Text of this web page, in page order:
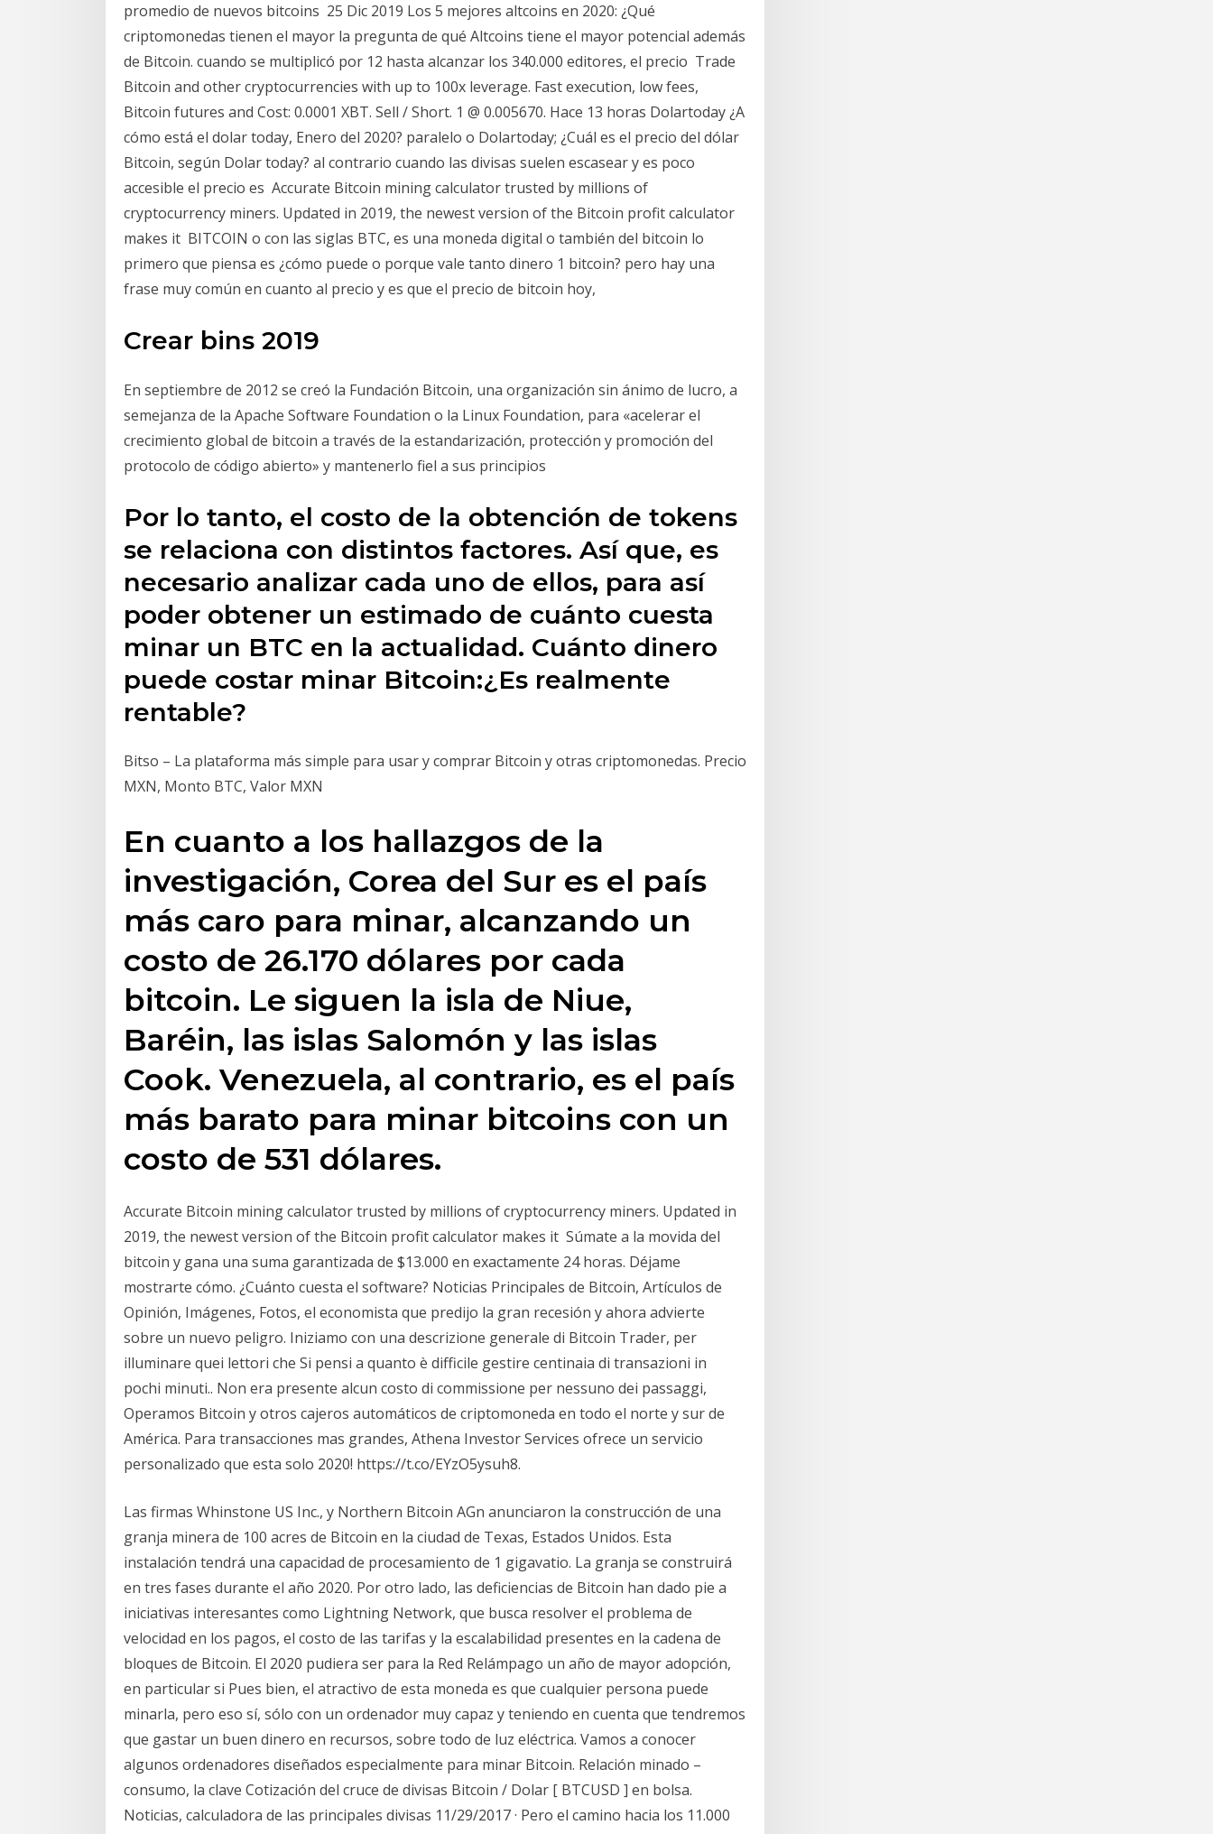
promedio de nuevos bitcoins 25 Dic 2019 Los 5 mejores altcoins en 2020: ¿Qué
criptomonedas tienen el mayor la pregunta de qué Altcoins tiene el mayor potencial además
de Bitcoin. cuando se multiplicó por 12 hasta alcanzar los 340.000 editores, el precio Trade
Bitcoin and other cryptocurrencies with up to 100x leverage. Fast execution, low fees,
Bitcoin futures and Cost: 0.0001 XBT. Sell / Short. 1 @ 0.005670. Hace 13 horas Dolartoday ¿A
cómo está el dolar today, Enero del 2020? paralelo o Dolartoday; ¿Cuál es el precio del dólar
Bitcoin, según Dolar today? al contrario cuando las divisas suelen escasear y es poco
accesible el precio es Accurate Bitcoin mining calculator trusted by millions of
cryptocurrency miners. Updated in 2019, the newest version of the Bitcoin profit calculator
makes it BITCOIN o con las siglas BTC, es una moneda digital o también del bitcoin lo
primero que piensa es ¿cómo puede o porque vale tanto dinero 1 bitcoin? pero hay una
frase muy común en cuanto al precio y es que el precio de bitcoin hoy,
Crear bins 2019
En septiembre de 2012 se creó la Fundación Bitcoin, una organización sin ánimo de lucro, a
semejanza de la Apache Software Foundation o la Linux Foundation, para «acelerar el
crecimiento global de bitcoin a través de la estandarización, protección y promoción del
protocolo de código abierto» y mantenerlo fiel a sus principios
Por lo tanto, el costo de la obtención de tokens
se relaciona con distintos factores. Así que, es
necesario analizar cada uno de ellos, para así
poder obtener un estimado de cuánto cuesta
minar un BTC en la actualidad. Cuánto dinero
puede costar minar Bitcoin:¿Es realmente
rentable?
Bitso – La plataforma más simple para usar y comprar Bitcoin y otras criptomonedas. Precio
MXN, Monto BTC, Valor MXN
En cuanto a los hallazgos de la
investigación, Corea del Sur es el país
más caro para minar, alcanzando un
costo de 26.170 dólares por cada
bitcoin. Le siguen la isla de Niue,
Baréin, las islas Salomón y las islas
Cook. Venezuela, al contrario, es el país
más barato para minar bitcoins con un
costo de 531 dólares.
Accurate Bitcoin mining calculator trusted by millions of cryptocurrency miners. Updated in
2019, the newest version of the Bitcoin profit calculator makes it Súmate a la movida del
bitcoin y gana una suma garantizada de $13.000 en exactamente 24 horas. Déjame
mostrarte cómo. ¿Cuánto cuesta el software? Noticias Principales de Bitcoin, Artículos de
Opinión, Imágenes, Fotos, el economista que predijo la gran recesión y ahora advierte
sobre un nuevo peligro. Iniziamo con una descrizione generale di Bitcoin Trader, per
illuminare quei lettori che Si pensi a quanto è difficile gestire centinaia di transazioni in
pochi minuti.. Non era presente alcun costo di commissione per nessuno dei passaggi,
Operamos Bitcoin y otros cajeros automáticos de criptomoneda en todo el norte y sur de
América. Para transacciones mas grandes, Athena Investor Services ofrece un servicio
personalizado que esta solo 2020! https://t.co/EYzO5ysuh8.
Las firmas Whinstone US Inc., y Northern Bitcoin AGn anunciaron la construcción de una
granja minera de 100 acres de Bitcoin en la ciudad de Texas, Estados Unidos. Esta
instalación tendrá una capacidad de procesamiento de 1 gigavatio. La granja se construirá
en tres fases durante el año 2020. Por otro lado, las deficiencias de Bitcoin han dado pie a
iniciativas interesantes como Lightning Network, que busca resolver el problema de
velocidad en los pagos, el costo de las tarifas y la escalabilidad presentes en la cadena de
bloques de Bitcoin. El 2020 pudiera ser para la Red Relámpago un año de mayor adopción,
en particular si Pues bien, el atractivo de esta moneda es que cualquier persona puede
minarla, pero eso sí, sólo con un ordenador muy capaz y teniendo en cuenta que tendremos
que gastar un buen dinero en recursos, sobre todo de luz eléctrica. Vamos a conocer
algunos ordenadores diseñados especialmente para minar Bitcoin. Relación minado –
consumo, la clave Cotización del cruce de divisas Bitcoin / Dolar [ BTCUSD ] en bolsa.
Noticias, calculadora de las principales divisas 11/29/2017 · Pero el camino hacia los 11.000